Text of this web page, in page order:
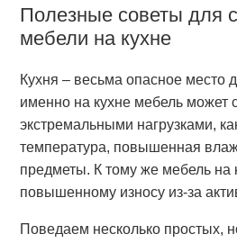
Полезные советы для
мебели на кухне
Кухня – весьма опасное место
именно на кухне мебель может
экстремальными нагрузками,
температура, повышенная
предметы. К тому же мебель на
повышенному износу из-за
Поведаем несколько простых,